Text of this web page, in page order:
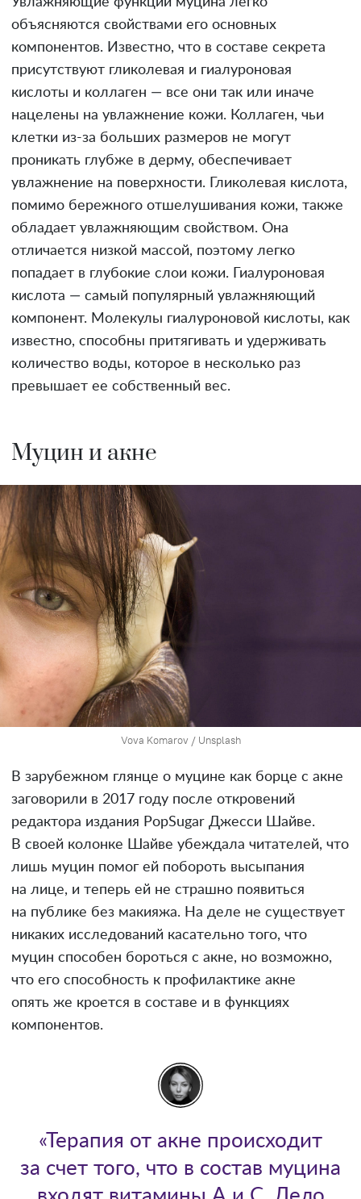
объясняются свойствами его основных
компонентов. Известно, что в составе секрета
присутствуют гликолевая и гиалуроновая
кислоты и коллаген — все они так или иначе
нацелены на увлажнение кожи. Коллаген, чьи
клетки из-за больших размеров не могут
проникать глубже в дерму, обеспечивает
увлажнение на поверхности. Гликолевая кислота,
помимо бережного отшелушивания кожи, также
обладает увлажняющим свойством. Она
отличается низкой массой, поэтому легко
попадает в глубокие слои кожи. Гиалуроновая
кислота — самый популярный увлажняющий
компонент. Молекулы гиалуроновой кислоты, как
известно, способны притягивать и удерживать
количество воды, которое в несколько раз
превышает ее собственный вес.
Муцин и акне
Vova Komarov / Unsplash
В зарубежном глянце о муцине как борце с акне
заговорили в 2017 году после откровений
редактора издания PopSugar Джесси Шайве.
В своей колонке Шайве убеждала читателей, что
лишь муцин помог ей побороть высыпания
на лице, и теперь ей не страшно появиться
на публике без макияжа. На деле не существует
никаких исследований касательно того, что
муцин способен бороться с акне, но возможно,
что его способность к профилактике акне
опять же кроется в составе и в функциях
компонентов.
«Терапия от акне происходит
за счет того, что в состав муцина